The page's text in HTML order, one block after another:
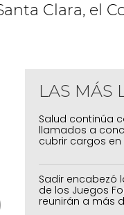
Clara, el
LAS MÁS
Salud continúa
llamados a
cubrir cargos
Sadir encabezó
de los Juegos
reunirán a más